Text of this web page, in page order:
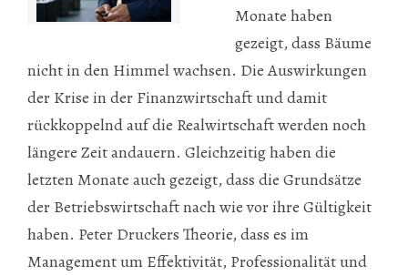
Monate haben
gezeigt, dass Bäume
nicht in den Himmel wachsen. Die Auswirkungen
der Krise in der Finanzwirtschaft und damit
rückkoppelnd auf die Realwirtschaft werden noch
längere Zeit andauern. Gleichzeitig haben die
letzten Monate auch gezeigt, dass die Grundsätze
der Betriebswirtschaft nach wie vor ihre Gültigkeit
haben. Peter Druckers Theorie, dass es im
Management um Effektivität, Professionalität und